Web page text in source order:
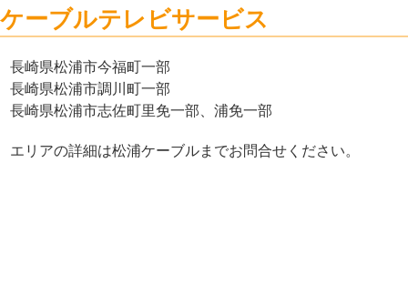
ケーブルテレビサービス
長崎県松浦市今福町一部
長崎県松浦市調川町一部
長崎県松浦市志佐町里免一部、浦免一部
エリアの詳細は松浦ケーブルまでお問合せください。